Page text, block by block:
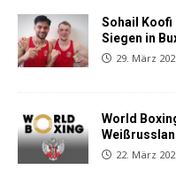
Sohail Koofi
Siegen in
29. März
World
22. März